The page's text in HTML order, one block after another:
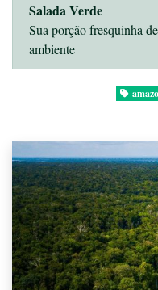
Salada Verde
Sua porção fresquinha
ambiente